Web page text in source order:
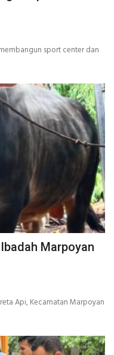
sport center dan
Marpoyan
Api, Kecamatan Marpoyan